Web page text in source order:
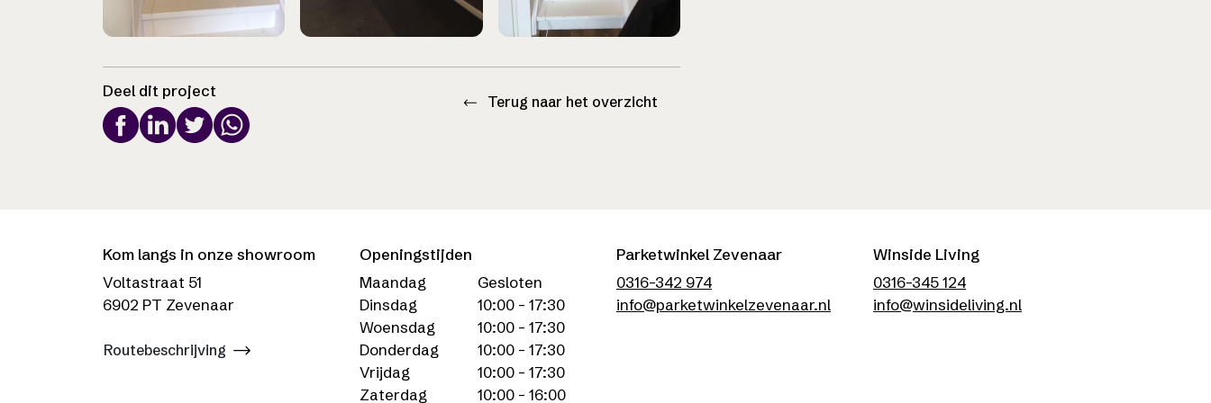
Deel dit project
Terug naar het overzicht
Kom langs in onze showroom
Voltastraat 51
6902 PT Zevenaar
Routebeschrijving
Openingstijden
Maandag
Gesloten
Dinsdag
10:00 - 17:30
Woensdag
10:00 - 17:30
Donderdag
10:00 - 17:30
Vrijdag
10:00 - 17:30
Zaterdag
10:00 - 16:00
Parketwinkel Zevenaar
0316-342 974
info@parketwinkelzevenaar.nl
Winside Living
0316-345 124
info@winsideliving.nl